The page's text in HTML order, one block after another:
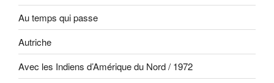
Au temps qui passe
Autriche
Avec les Indiens d’Amérique du Nord / 1972